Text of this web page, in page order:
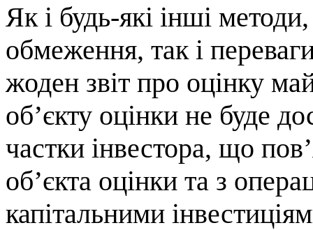
Як і будь-які інші
обмеження, так і
жоден звіт про оцінку
об’єкту оцінки не буде
частки інвестора, що
об’єкта оцінки та з
капітальними